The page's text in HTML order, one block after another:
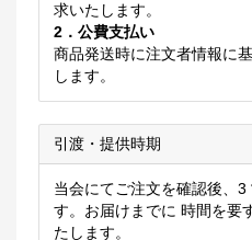
求いたします。
2．公費支払い
商品発送時に注文者情報に
します。
引渡・提供時期
当会にてご注文を確認後、
す。お届けまでに 時間を要
たします。